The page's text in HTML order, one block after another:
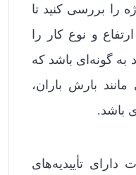
را بررسی کنید تا
و نوع کار را
به گونه‌ای باشد که
بارش باران،
باشد.
دارای تأییدیه‌های